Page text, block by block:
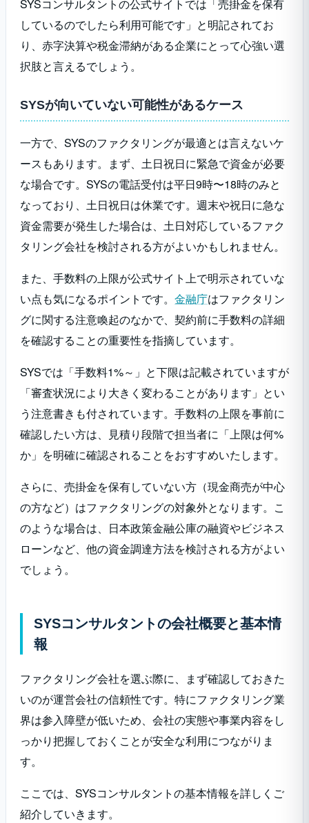
SYSコンサルタントの公式サイトでは「売掛金を保有
しているのでしたら利用可能です」と明記されてお
り、赤字決算や税金滞納がある企業にとって心強い選
択肢と言えるでしょう。
SYSが向いていない可能性があるケース
一方で、SYSのファクタリングが最適とは言えないケ
ースもあります。まず、土日祝日に緊急で資金が必要
な場合です。SYSの電話受付は平日9時〜18時のみと
なっており、土日祝日は休業です。週末や祝日に急な
資金需要が発生した場合は、土日対応しているファク
タリング会社を検討される方がよいかもしれません。
また、手数料の上限が公式サイト上で明示されていな
い点も気になるポイントです。 金融庁はファクタリン
グに関する注意喚起のなかで、契約前に手数料の詳細
を確認することの重要性を指摘しています。
SYSでは「手数料1%～」と下限は記載されていますが
「審査状況により大きく変わることがあります」とい
う注意書きも付されています。手数料の上限を事前に
確認したい方は、見積り段階で担当者に「上限は何%
か」を明確に確認されることをおすすめいたします。
さらに、売掛金を保有していない方（現金商売が中心
の方など）はファクタリングの対象外となります。こ
のような場合は、日本政策金融公庫の融資やビジネス
ローンなど、他の資金調達方法を検討される方がよい
でしょう。
SYSコンサルタントの会社概要と基本情
報
ファクタリング会社を選ぶ際に、まず確認しておきた
いのが運営会社の信頼性です。特にファクタリング業
界は参入障壁が低いため、会社の実態や事業内容をし
っかり把握しておくことが安全な利用につながりま
す。
ここでは、SYSコンサルタントの基本情報を詳しくご
紹介していきます。